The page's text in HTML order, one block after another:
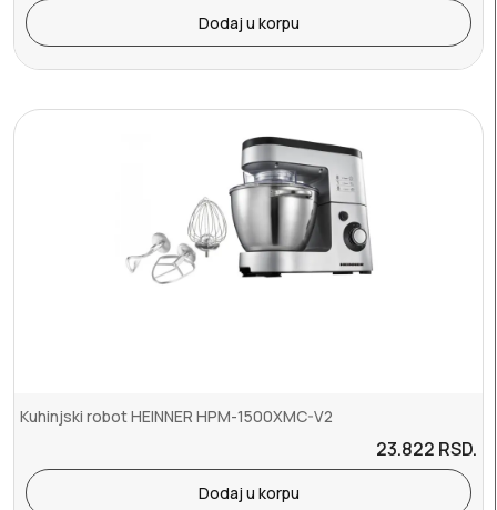
Dodaj u korpu
Kuhinjski robot HEINNER HPM-1500XMC-V2
23.822 RSD.
Dodaj u korpu